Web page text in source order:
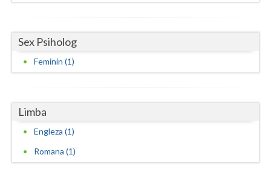
Sex Psiholog
Feminin (1)
Limba
Engleza (1)
Romana (1)